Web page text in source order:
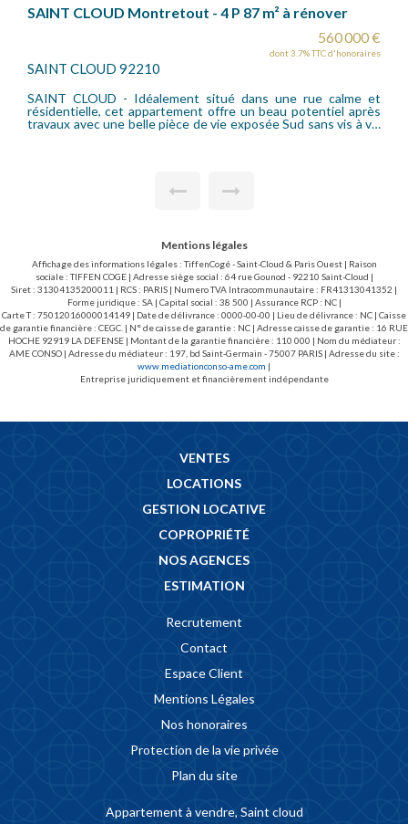
Rez-de-jardin 5 pièces 140 m2 + jardin 500m²
1 050 000 €
dont 3.45% TTC d'honoraires
SAINT CLOUD 92210
SAINT-CLOUD - Montretout - Appartement familial
d'exception en rez-de-jardin, comme une maison.
Appartement offrant un cadre de vie rare au sein d'un
exposition et d'un jardin privatif d'environ 500m². Il offre une
une grande suite parentale avec une salle de bains et son
dressing, une salle d'eau avec w-c, des toilettes
indépendants. Une cave de 15,5m², un double garage de
38,83m² et un emplacement de parking extérieur complètent
ce bien.
Mentions légales
Affichage des informations légales : TiffenCogé - Saint-Cloud & Paris Ouest | Raison
sociale : TIFFEN COGE | Adresse siège social : 64 rue Gounod - 92210 Saint-Cloud |
Siret : 31304135200011 | RCS : PARIS | Numero TVA Intracommunautaire : FR41313041352 |
Forme juridique : SA | Capital social : 38 500 | Assurance RCP : NC |
Carte T : 75012016000014149 | Date de délivrance : 0000-00-00 | Lieu de délivrance : NC | Caisse
de garantie financière : CEGC. | N° de caisse de garantie : NC | Adresse caisse de garantie : 16 RUE
HOCHE 92919 LA DEFENSE | Montant de la garantie financière : 110 000 | Nom du médiateur :
AME CONSO | Adresse du médiateur : 197, bd Saint-Germain - 75007 PARIS | Adresse du site :
www.mediationconso-ame.com |
Entreprise juridiquement et financièrement indépendante
VENTES
LOCATIONS
GESTION LOCATIVE
COPROPRIÉTÉ
NOS AGENCES
ESTIMATION
Recrutement
Contact
Espace Client
Mentions Légales
Nos honoraires
Protection de la vie privée
Plan du site
Appartement à vendre, Saint cloud